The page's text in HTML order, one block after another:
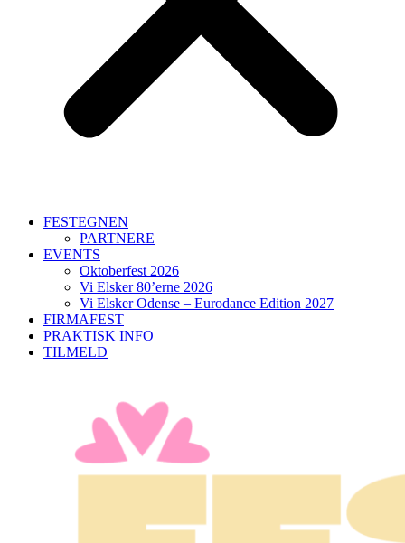
FESTEGNEN
PARTNERE
EVENTS
Oktoberfest 2026
Vi Elsker 80’erne 2026
Vi Elsker Odense – Eurodance Edition 2027
FIRMAFEST
PRAKTISK INFO
TILMELD